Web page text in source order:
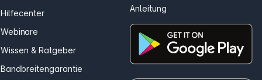
Hilfecenter
Webinare
Wissen & Ratgeber
Bandbreitengarantie
Anleitung